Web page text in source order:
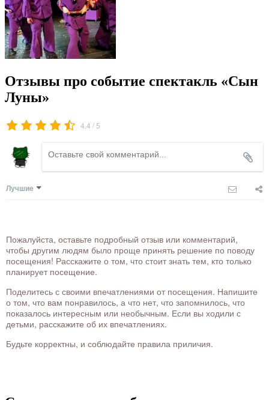
Отзывы про событие спектакль «Сын
Луны»
4.4 / 5
Лучшие
Пожалуйста, оставьте подробный отзыв или комментарий,
чтобы другим людям было проще принять решение по поводу
посещения! Расскажите о том, что стоит знать тем, кто только
планирует посещение.
Поделитесь с своими впечатлениями от посещения. Напишите
о том, что вам понравилось, а что нет, что запомнилось, что
показалось интересным или необычным. Если вы ходили с
детьми, расскажите об их впечатлениях.
Будьте корректны, и соблюдайте правила приличия.